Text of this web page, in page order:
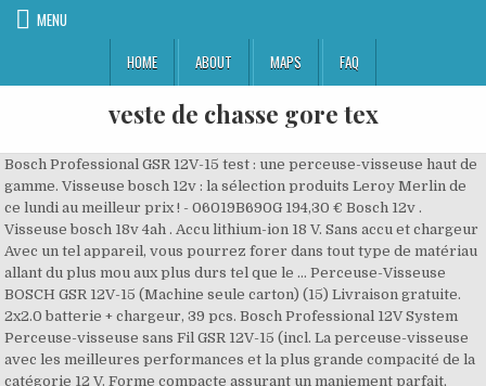
MENU
HOME
ABOUT MAPS FAQ
veste de chasse gore tex
Bosch Professional GSR 12V-15 test : une perceuse-visseuse haut de
gamme. Visseuse bosch 12v : la sélection produits Leroy Merlin de
ce lundi au meilleur prix ! - 06019B690G 194,30 € Bosch 12v .
Visseuse bosch 18v 4ah . Accu lithium-ion 18 V. Sans accu et chargeur
Avec un tel appareil, vous pourrez forer dans tout type de matériau
allant du plus mou aux plus durs tel que le … Perceuse-Visseuse
BOSCH GSR 12V-15 (Machine seule carton) (15) Livraison gratuite.
2x2.0 batterie + chargeur, 39 pcs. Bosch Professional 12V System
Perceuse-visseuse sans Fil GSR 12V-15 (incl. La perceuse-visseuse
avec les meilleures performances et la plus grande compacité de la
catégorie 12 V. Forme compacte assurant un maniement parfait,